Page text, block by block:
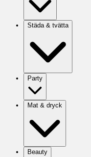
Städa & tvätta
Party
Mat & dryck
Beauty